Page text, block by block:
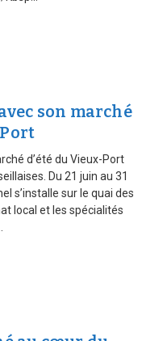
son marché
d’été du Vieux-Port
Du 21 juin au 31
s’installe sur le quai des
local et les spécialités